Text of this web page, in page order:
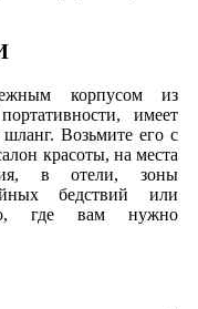
корпусом из
имеет
Возьмите его с
красоты, на места
в отели, зоны
бедствий или
где вам нужно